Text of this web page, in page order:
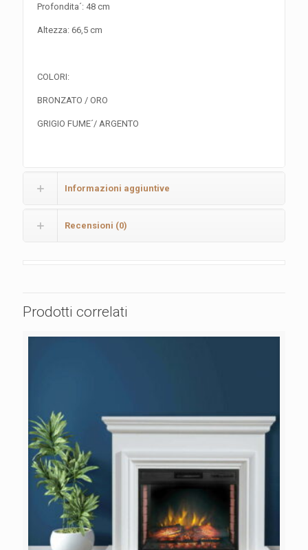
Profondita´: 48 cm
Altezza: 66,5 cm
COLORI:
BRONZATO / ORO
GRIGIO FUME´/ ARGENTO
Informazioni aggiuntive
Recensioni (0)
Prodotti correlati